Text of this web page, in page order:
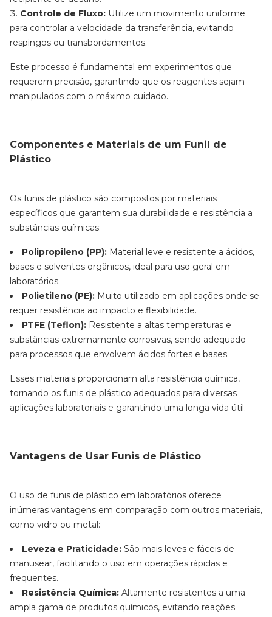
Controle de Fluxo: Utilize um movimento uniforme
para controlar a velocidade da transferência, evitando
respingos ou transbordamentos.
Este processo é fundamental em experimentos que
requerem precisão, garantindo que os reagentes sejam
manipulados com o máximo cuidado.
Componentes e Materiais de um Funil de
Plástico
Os funis de plástico são compostos por materiais
específicos que garantem sua durabilidade e resistência a
substâncias químicas:
Polipropileno (PP): Material leve e resistente a ácidos,
bases e solventes orgânicos, ideal para uso geral em
laboratórios.
Polietileno (PE): Muito utilizado em aplicações onde se
requer resistência ao impacto e flexibilidade.
PTFE (Teflon): Resistente a altas temperaturas e
substâncias extremamente corrosivas, sendo adequado
para processos que envolvem ácidos fortes e bases.
Esses materiais proporcionam alta resistência química,
tornando os funis de plástico adequados para diversas
aplicações laboratoriais e garantindo uma longa vida útil.
Vantagens de Usar Funis de Plástico
O uso de funis de plástico em laboratórios oferece
inúmeras vantagens em comparação com outros materiais,
como vidro ou metal:
Leveza e Praticidade: São mais leves e fáceis de
manusear, facilitando o uso em operações rápidas e
frequentes.
Resistência Química: Altamente resistentes a uma
ampla gama de produtos químicos, evitando reações